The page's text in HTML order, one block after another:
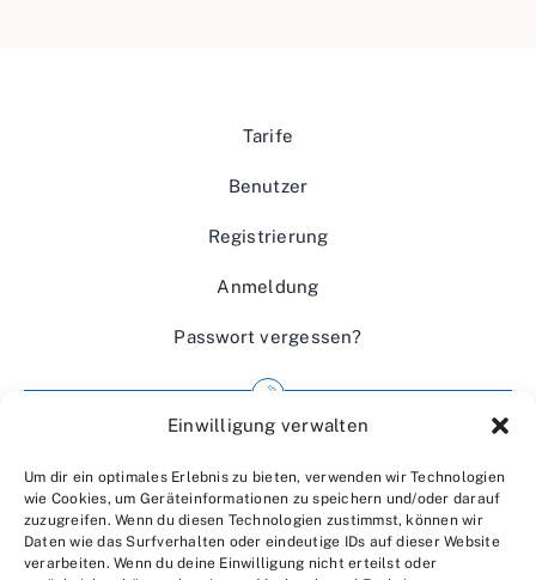
Einwilligung verwalten
Um dir ein optimales Erlebnis zu bieten, verwenden wir Technologien
wie Cookies, um Geräteinformationen zu speichern und/oder darauf
zuzugreifen. Wenn du diesen Technologien zustimmst, können wir
Daten wie das Surfverhalten oder eindeutige IDs auf dieser Website
verarbeiten. Wenn du deine Einwilligung nicht erteilst oder
Tarife
Benutzer
Registrierung
Anmeldung
Passwort vergessen?
Wir über uns
Kontakt